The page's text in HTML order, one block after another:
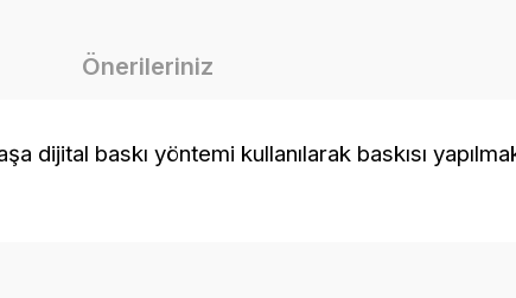
Önerileriniz
baskı yöntemi kullanılarak baskısı